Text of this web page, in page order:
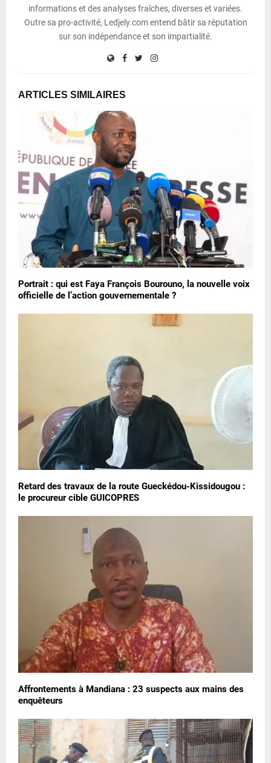
informations et des analyses fraîches, diverses et variées.
Outre sa pro-activité, Ledjely.com entend bâtir sa réputation
sur son indépendance et son impartialité.
ARTICLES SIMILAIRES
Portrait : qui est Faya François Bourouno, la nouvelle voix
officielle de l’action gouvernementale ?
Retard des travaux de la route Gueckédou-Kissidougou :
le procureur cible GUICOPRES
Affrontements à Mandiana : 23 suspects aux mains des
enquêteurs